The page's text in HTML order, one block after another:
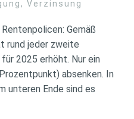
, Verzinsung
Gemäß
rund jeder zweite
2025 erhöht. Nur ein
absenken. In
unteren Ende sind es